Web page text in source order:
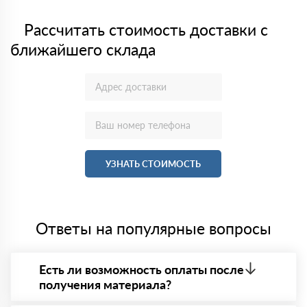
Рассчитать стоимость доставки с
ближайшего склада
УЗНАТЬ СТОИМОСТЬ
Ответы на популярные вопросы
Есть ли возможность оплаты после
получения материала?